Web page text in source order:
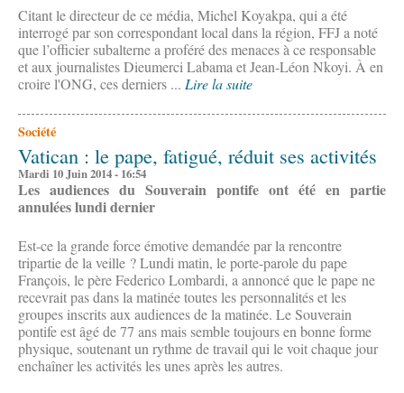
Citant le directeur de ce média, Michel Koyakpa, qui a été
interrogé par son correspondant local dans la région, FFJ a noté
que l’officier subalterne a proféré des menaces à ce responsable
et aux journalistes Dieumerci Labama et Jean-Léon Nkoyi. À en
croire l'ONG, ces derniers ... Lire la suite
Société
Vatican : le pape, fatigué, réduit ses activités
Mardi 10 Juin 2014 - 16:54
Les audiences du Souverain pontife ont été en partie
annulées lundi dernier
Est-ce la grande force émotive demandée par la rencontre
tripartie de la veille ? Lundi matin, le porte-parole du pape
François, le père Federico Lombardi, a annoncé que le pape ne
recevrait pas dans la matinée toutes les personnalités et les
groupes inscrits aux audiences de la matinée. Le Souverain
pontife est âgé de 77 ans mais semble toujours en bonne forme
physique, soutenant un rythme de travail qui le voit chaque jour
enchaîner les activités les unes après les autres.